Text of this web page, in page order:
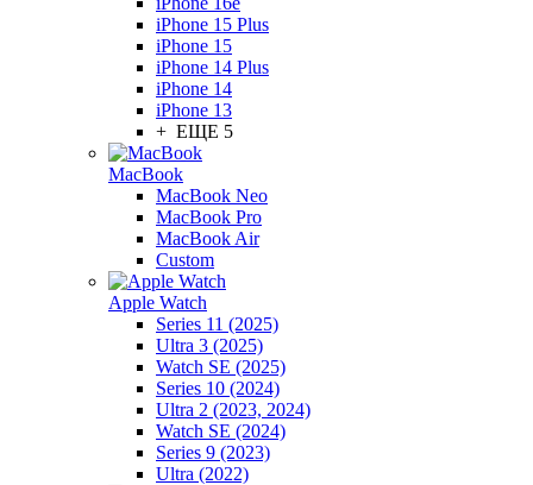
iPhone 15 Plus
iPhone 15
iPhone 14 Plus
iPhone 14
iPhone 13
+ ЕЩЕ 5
MacBook
MacBook Neo
MacBook Pro
MacBook Air
Custom
Apple Watch
Series 11 (2025)
Ultra 3 (2025)
Watch SE (2025)
Series 10 (2024)
Ultra 2 (2023, 2024)
Watch SE (2024)
Series 9 (2023)
Ultra (2022)